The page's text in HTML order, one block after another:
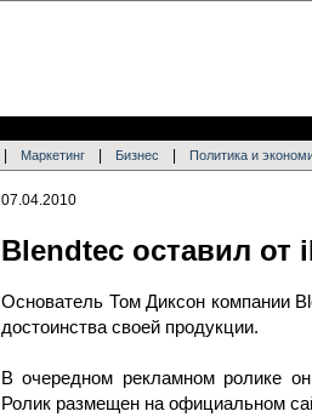
Маркетинг Бизнес Политика и
07.04.2010
Blendtec оставил от
Основатель Том Диксон компании
достоинства своей продукции.
В очередном рекламном ролике
Ролик размещен на официальном